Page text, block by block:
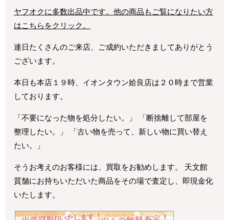
ヤフオクに多数出品中です。他の商品もご覧になりたい方
はこちらをクリック。
連日たくさんのご来店、ご成約いただきましてありがとう
ございます。
本日も本店１９時、イオンタウン姶良店は２０時まで営業
しております。
「不要になった物を処分したい。」 「断捨離して部屋を
整理したい。」 「古い物を売って、新しい物に買い替え
たい。」
そうお考えのお客様には、買取をお勧めします。 天文館
質舗にお持ちいただいた商品をその場で査定し、即現金化
いたします。